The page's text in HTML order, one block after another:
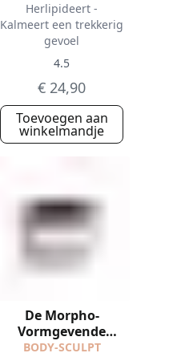
Herlipideert -
Kalmeert een trekkerig
gevoel
4.5
€ 24,90
Toevoegen aan
winkelmandje
De Morpho-
Vormgevende
Crème
BODY-SCULPT